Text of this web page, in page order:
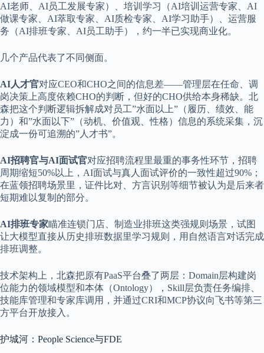
AI老师、AI员工发展专家）、培训学习（AI培训运营专家、AI
做课专家、AI萃取专家、AI质检专家、AI学习助手）、运营服
务（AI排班专家、AI员工助手），约一半已实现商业化。
几个产品代表了不同侧面。
AI人才官对应CEO和CHO之间的信息差——管理层在任命、调
岗决策上高度依赖CHO的判断，但好的CHO供给本身稀缺。北
森把这个判断逻辑拆解成对员工”水面以上”（履历、绩效、能
力）和”水面以下”（动机、价值观、性格）信息的系统采集，沉
淀成一份可追溯的”人才书”。
AI招聘官与AI面试官对应招聘流程里最重的事务性环节，招聘
周期缩短50%以上，AI面试与真人面试评价的一致性超过90%；
在蓝领招聘场景里，证件比对、方言识别等细节被认为是后来者
短期难以复制的部分。
AI排班专家瞄准连锁门店、制造业排班这类强规则场景，试图
让大模型直接从历史排班数据里学习规则，用自然语言对话完成
排班调整。
技术架构上，北森把原有PaaS平台叠了两层：Domain层构建岗
位能力的领域模型和本体（Ontology），Skill层负责任务编排、
技能库管理和专家库调用，并通过CRI和MCP协议向飞书等第三
方平台开放接入。
护城河：People Science与FDE